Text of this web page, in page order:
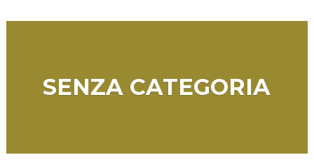
SENZA CATEGORIA